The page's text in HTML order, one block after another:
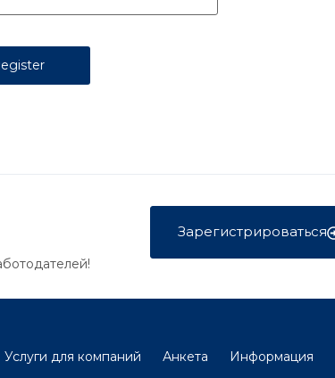
Зарегистрироваться
Услуги для компаний Анкета Информация